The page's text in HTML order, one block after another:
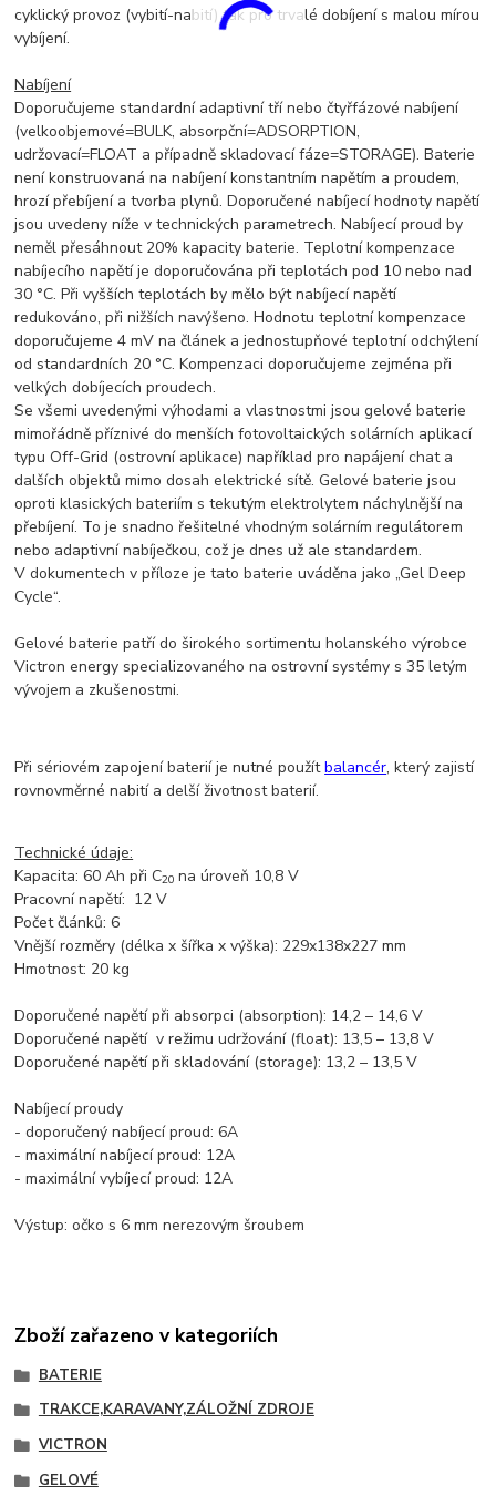
cyklický provoz (vybití-nabití) tak pro trvalé dobíjení s malou mírou
vybíjení.
Nabíjení
Doporučujeme standardní adaptivní tří nebo čtyřfázové nabíjení
(velkoobjemové=BULK, absorpční=ADSORPTION,
udržovací=FLOAT a případně skladovací fáze=STORAGE). Baterie
není konstruovaná na nabíjení konstantním napětím a proudem,
hrozí přebíjení a tvorba plynů. Doporučené nabíjecí hodnoty napětí
jsou uvedeny níže v technických parametrech. Nabíjecí proud by
neměl přesáhnout 20% kapacity baterie. Teplotní kompenzace
nabíjecího napětí je doporučována při teplotách pod 10 nebo nad
30 °C. Při vyšších teplotách by mělo být nabíjecí napětí
redukováno, při nižších navýšeno. Hodnotu teplotní kompenzace
doporučujeme 4 mV na článek a jednostupňové teplotní odchýlení
od standardních 20 °C. Kompenzaci doporučujeme zejména při
velkých dobíjecích proudech.
Se všemi uvedenými výhodami a vlastnostmi jsou gelové baterie
mimořádně příznivé do menších fotovoltaických solárních aplikací
typu Off-Grid (ostrovní aplikace) například pro napájení chat a
dalších objektů mimo dosah elektrické sítě. Gelové baterie jsou
oproti klasických bateriím s tekutým elektrolytem náchylnější na
přebíjení. To je snadno řešitelné vhodným solárním regulátorem
nebo adaptivní nabíječkou, což je dnes už ale standardem.
V dokumentech v příloze je tato baterie uváděna jako „Gel Deep
Cycle“.
Gelové baterie patří do širokého sortimentu holanského výrobce
Victron energy specializovaného na ostrovní systémy s 35 letým
vývojem a zkušenostmi.
Při sériovém zapojení baterií je nutné použítbalancér, který zajistí
rovnovměrné nabití a delší životnost baterií.
Technické údaje:
Kapacita: 60 Ah při C20na úroveň 10,8 V
Pracovní napětí: 12 V
Počet článků: 6
Vnější rozměry (délka x šířka x výška): 229x138x227 mm
Hmotnost: 20 kg
Doporučené napětí při absorpci (absorption): 14,2 – 14,6 V
Doporučené napětí v režimu udržování (float): 13,5 – 13,8 V
Doporučené napětí při skladování (storage): 13,2 – 13,5 V
Nabíjecí proudy
- doporučený nabíjecí proud: 6A
- maximální nabíjecí proud: 12A
- maximální vybíjecí proud: 12A
Výstup: očko s 6 mm nerezovým šroubem
Zboží zařazeno v kategoriích
BATERIE
TRAKCE,KARAVANY,ZÁLOŽNÍ ZDROJE
VICTRON
GELOVÉ